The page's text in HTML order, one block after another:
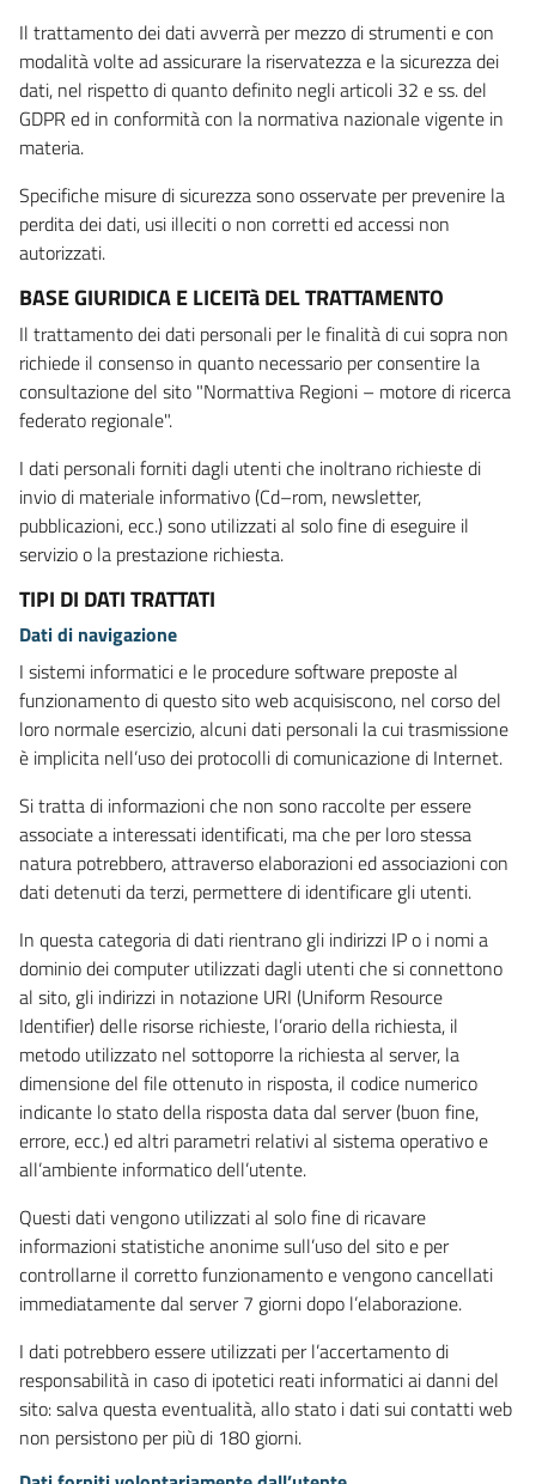
Il trattamento dei dati avverrà per mezzo di strumenti e con
modalità volte ad assicurare la riservatezza e la sicurezza dei
dati, nel rispetto di quanto definito negli articoli 32 e ss. del
GDPR ed in conformità con la normativa nazionale vigente in
materia.
Specifiche misure di sicurezza sono osservate per prevenire la
perdita dei dati, usi illeciti o non corretti ed accessi non
autorizzati.
BASE GIURIDICA E LICEITà DEL TRATTAMENTO
Il trattamento dei dati personali per le finalità di cui sopra non
richiede il consenso in quanto necessario per consentire la
consultazione del sito "Normattiva Regioni – motore di ricerca
federato regionale".
I dati personali forniti dagli utenti che inoltrano richieste di
invio di materiale informativo (Cd–rom, newsletter,
pubblicazioni, ecc.) sono utilizzati al solo fine di eseguire il
servizio o la prestazione richiesta.
TIPI DI DATI TRATTATI
Dati di navigazione
I sistemi informatici e le procedure software preposte al
funzionamento di questo sito web acquisiscono, nel corso del
loro normale esercizio, alcuni dati personali la cui trasmissione
è implicita nell’uso dei protocolli di comunicazione di Internet.
Si tratta di informazioni che non sono raccolte per essere
associate a interessati identificati, ma che per loro stessa
natura potrebbero, attraverso elaborazioni ed associazioni con
dati detenuti da terzi, permettere di identificare gli utenti.
In questa categoria di dati rientrano gli indirizzi IP o i nomi a
dominio dei computer utilizzati dagli utenti che si connettono
al sito, gli indirizzi in notazione URI (Uniform Resource
Identifier) delle risorse richieste, l’orario della richiesta, il
metodo utilizzato nel sottoporre la richiesta al server, la
dimensione del file ottenuto in risposta, il codice numerico
indicante lo stato della risposta data dal server (buon fine,
errore, ecc.) ed altri parametri relativi al sistema operativo e
all’ambiente informatico dell’utente.
Questi dati vengono utilizzati al solo fine di ricavare
informazioni statistiche anonime sull’uso del sito e per
controllarne il corretto funzionamento e vengono cancellati
immediatamente dal server 7 giorni dopo l’elaborazione.
I dati potrebbero essere utilizzati per l’accertamento di
responsabilità in caso di ipotetici reati informatici ai danni del
sito: salva questa eventualità, allo stato i dati sui contatti web
non persistono per più di 180 giorni.